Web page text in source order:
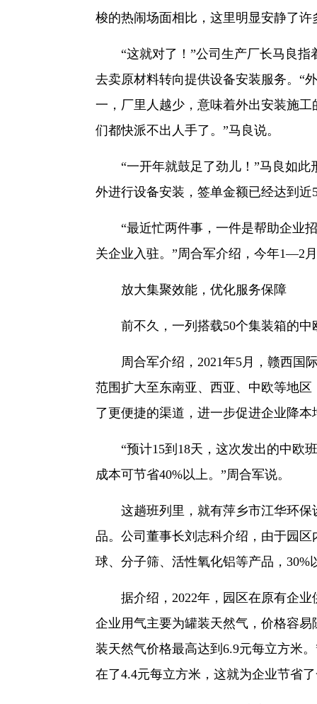
梭的热闹场面相比，这里明显安静了许
“这就对了！”公司生产厂长马良指
去卖原材料转向提供设备安装服务。“
一，厂里人越少，意味着外出安装施
们都快派不出人手了。”马良说。
“一开年就鼓足了劲儿！”马良如此
外进行设备安装，签单金额已经达到
“最近忙两件事，一件是帮助企业招
关企业入驻。”周合军介绍，今年1—2
放大集聚效能，优化服务保障
前不久，一列搭载50个集装箱的中
周合军介绍，2021年5月，赣西国
范围扩大至东南亚、西亚、中欧等地
了更便捷的渠道，进一步促进企业降本
“预计15到18天，这次发出的中欧班
成本可节省40%以上。”周合军说。
这趟班列里，就有萍乡市江华环保
品。公司董事长刘志科介绍，由于园
球、分子筛、活性氧化铝等产品，
据介绍，2022年，园区在原有企业
企业用气主要为罐装天然气，价格容
装天然气价格最高达到6.9元每立方米
在了4.4元每立方米，这就为企业节省